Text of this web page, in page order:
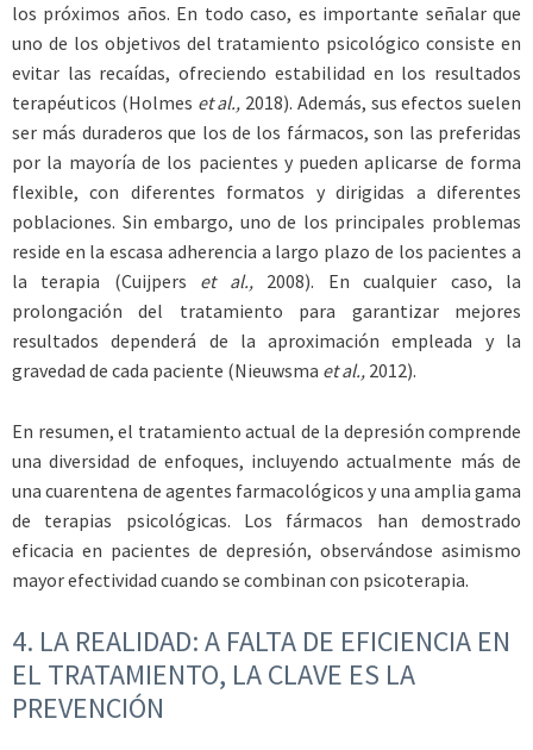
los próximos años. En todo caso, es importante señalar que
uno de los objetivos del tratamiento psicológico consiste en
evitar las recaídas, ofreciendo estabilidad en los resultados
terapéuticos (Holmes et al., 2018). Además, sus efectos suelen
ser más duraderos que los de los fármacos, son las preferidas
por la mayoría de los pacientes y pueden aplicarse de forma
flexible, con diferentes formatos y dirigidas a diferentes
poblaciones. Sin embargo, uno de los principales problemas
reside en la escasa adherencia a largo plazo de los pacientes a
la terapia (Cuijpers et al.,2008). En cualquier caso, la
prolongación del tratamiento para garantizar mejores
resultados dependerá de la aproximación empleada y la
gravedad de cada paciente (Nieuwsma et al., 2012).
En resumen, el tratamiento actual de la depresión comprende
una diversidad de enfoques, incluyendo actualmente más de
una cuarentena de agentes farmacológicos y una amplia gama
de terapias psicológicas. Los fármacos han demostrado
eficacia en pacientes de depresión, observándose asimismo
mayor efectividad cuando se combinan con psicoterapia.
4. LA REALIDAD: A FALTA DE EFICIENCIA EN
EL TRATAMIENTO, LA CLAVE ES LA
PREVENCIÓN